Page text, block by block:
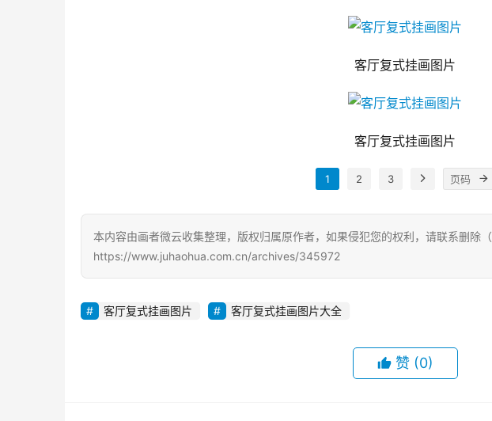
客厅复式挂画图片
客厅复式挂画图片
1 2 3
本内容由画者微云收集整理，版权归属原作者，如果侵犯您的权利，请联系删除（
https://www.juhaohua.com.cn/archives/345972
客厅复式挂画图片 客厅复式挂画图片大全
赞 (0)